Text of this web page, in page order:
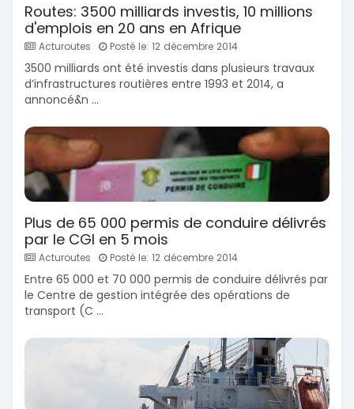
Routes: 3500 milliards investis, 10 millions
d'emplois en 20 ans en Afrique
Acturoutes Posté le: 12 décembre 2014
3500 milliards ont été investis dans plusieurs travaux
d’infrastructures routières entre 1993 et 2014, a
annoncé&n ...
Plus de 65 000 permis de conduire délivrés
par le CGI en 5 mois
Acturoutes Posté le: 12 décembre 2014
Entre 65 000 et 70 000 permis de conduire délivrés par
le Centre de gestion intégrée des opérations de
transport (C ...